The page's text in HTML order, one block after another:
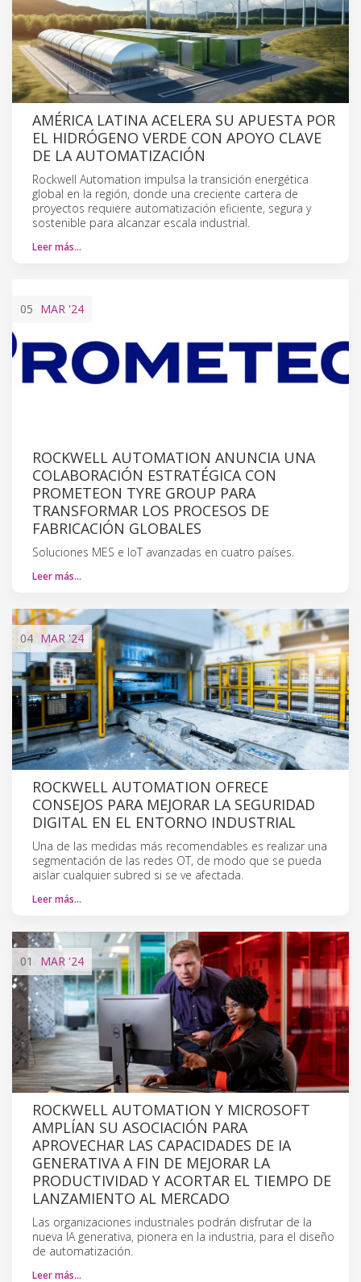
AMÉRICA LATINA ACELERA SU APUESTA POR
EL HIDRÓGENO VERDE CON APOYO CLAVE
DE LA AUTOMATIZACIÓN
Rockwell Automation impulsa la transición energética
global en la región, donde una creciente cartera de
proyectos requiere automatización eficiente, segura y
sostenible para alcanzar escala industrial.
Leer más…
05 MAR '24
ROCKWELL AUTOMATION ANUNCIA UNA
COLABORACIÓN ESTRATÉGICA CON
PROMETEON TYRE GROUP PARA
TRANSFORMAR LOS PROCESOS DE
FABRICACIÓN GLOBALES
Soluciones MES e IoT avanzadas en cuatro países.
Leer más…
04 MAR'24
ROCKWELL AUTOMATION OFRECE
CONSEJOS PARA MEJORAR LA SEGURIDAD
DIGITAL EN EL ENTORNO INDUSTRIAL
Una de las medidas más recomendables es realizar una
segmentación de las redes OT, de modo que se pueda
aislar cualquier subred si se ve afectada.
Leer más…
01 MAR '24
ROCKWELL AUTOMATION Y MICROSOFT
AMPLÍAN SU ASOCIACIÓN PARA
APROVECHAR LAS CAPACIDADES DE IA
GENERATIVA A FIN DE MEJORAR LA
PRODUCTIVIDAD Y ACORTAR EL TIEMPO DE
LANZAMIENTO AL MERCADO
Las organizaciones industriales podrán disfrutar de la
nueva IA generativa, pionera en la industria, para el diseño
de automatización.
Leer más…